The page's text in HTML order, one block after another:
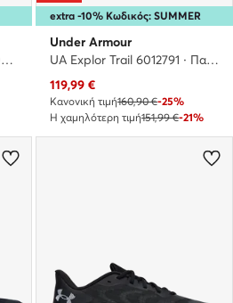
Ua Charged Bandit Tr 3 3028371-001 · Παπούτσια για Τρέξιμο
extra -10% Κωδικός: SUMMER
Under Armour
UA Explor Trail 6012791 · Παπούτσια για Τρέξιμο
Τρέχουσα τιμή
119,99 €
Κανονική τιμή160,90 €-25%
Η χαμηλότερη τιμή151,99 €-21%